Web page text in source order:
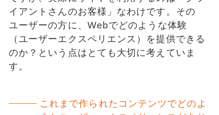
イアントさんのお客様」なわけです。その
ユーザーの方に、Webでどのような体験
（ユーザーエクスペリエンス）を提供できる
のか？という点はとても大切に考えていま
す。
これまで作られたコンテンツでどのよ